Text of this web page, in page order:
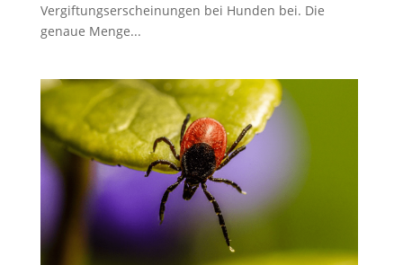
Vergiftungserscheinungen bei Hunden bei. Die
genaue Menge...